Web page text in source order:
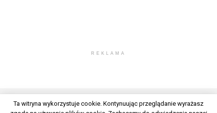
REKLAMA
Ta witryna wykorzystuje cookie. Kontynuując przeglądanie wyrażasz